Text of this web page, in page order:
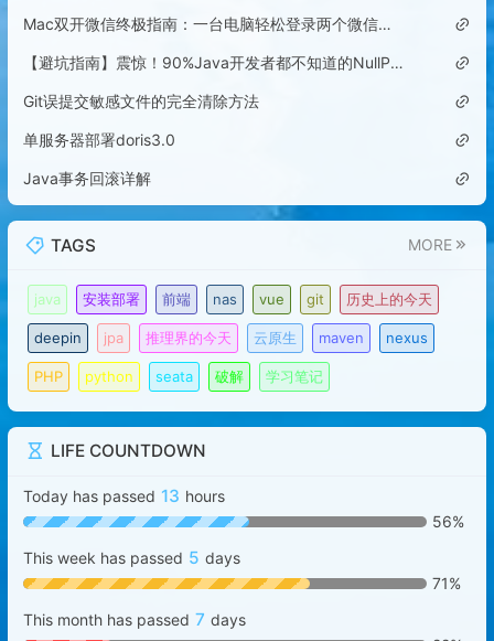
Mac双开微信终极指南：一台电脑轻松登录两个微信账号
【避坑指南】震惊！90%Java开发者都不知道的NullPointerException隐藏陷阱
Git误提交敏感文件的完全清除方法
单服务器部署doris3.0
Java事务回滚详解
TAGS MORE
java 安装部署 前端 nas vue git 历史上的今天
deepin jpa 推理界的今天 云原生 maven nexus
PHP python seata 破解 学习笔记
LIFE COUNTDOWN
Today has passed 13 hours
56%
This week has passed 5 days
71%
This month has passed 7 days